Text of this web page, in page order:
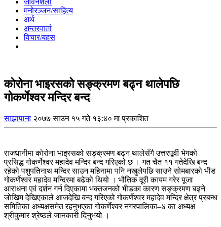
जीवनशैली
मनोरञ्जन/साहित्य
अर्थ
अन्तरवार्ता
विचार/बहस
कोरोना भाइरसको सङ्क्रमण बढ्न थालेपछि
गोकर्णेश्वर मन्दिर बन्द
साझापाना २०७७ साउन १५ गते १३:४० मा प्रकाशित
राजधानीमा कोरोना भाइरसको सङ्क्रमण बढ्न थालेसँगै उत्तरपूर्वी भेगको
प्रसिद्ध गोकर्णेश्वर महादेव मन्दिर बन्द गरिएको छ । गत चैत ११ गतेदेखि बन्द
रहेको पशुपतिनाथ मन्दिर साउन महिनामा पनि नखुलेपछि साउने सोमबारको भीड
गोकर्णेश्वर महादेव मन्दिरमा बढेको थियो । भौतिक दूरी कायम गरेर पूजा
आराधना एवं दर्शन गर्न दिएकामा भक्तजनको भीडका कारण सङ्क्रमण बढ्ने
जोखिम देखिएकाले आजदेखि बन्द गरिएको गोकर्णेश्वर महादेव मन्दिर क्षेत्र प्रबन्ध
समितिका अध्यक्षसमेत रहनुभएका गोकर्णेश्वर नगरपालिका–४ का अध्यक्ष
श्रीकुमार श्रेष्ठले जानकारी दिनुभयो ।